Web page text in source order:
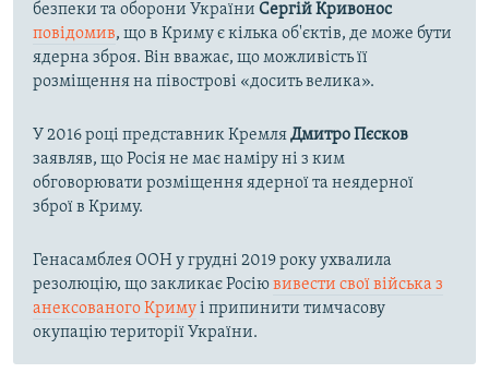
безпеки та оборони України Сергій Кривонос
повідомив, що в Криму є кілька об'єктів, де може бути
ядерна зброя. Він вважає, що можливість її
розміщення на півострові «досить велика».
У 2016 році представник КремляДмитро Пєсков
заявляв, що Росія не має наміру ні з ким
обговорювати розміщення ядерної та неядерної
зброї в Криму.
Генасамблея ООН у грудні 2019 року ухвалила
резолюцію, що закликає Росіювивести свої війська з
анексованого Кримуі припинити тимчасову
окупацію території України.